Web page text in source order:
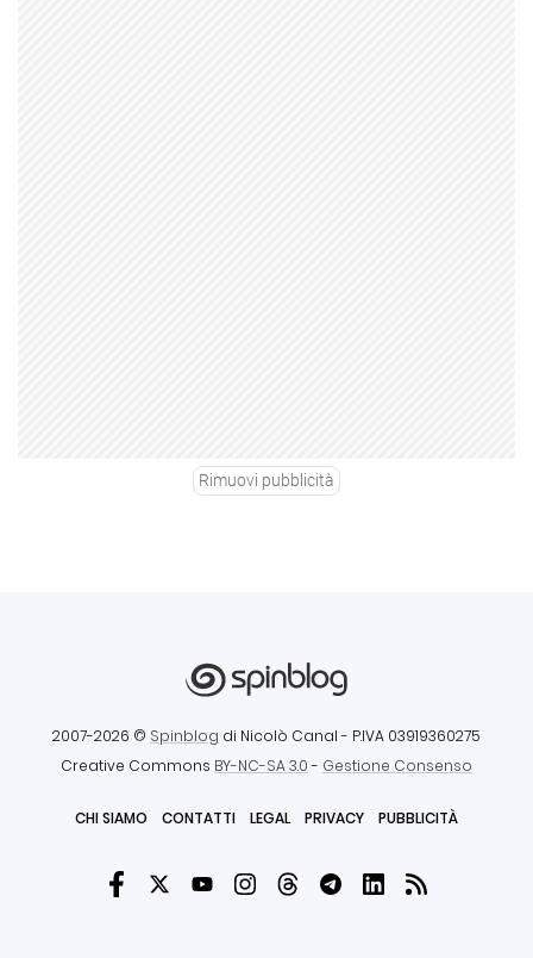
Rimuovi pubblicità
2007-2026 © Spinblog di Nicolò Canal - P.IVA 03919360275
Creative Commons BY-NC-SA 3.0- Gestione Consenso
CHI SIAMO CONTATTI LEGAL PRIVACY PUBBLICITÀ